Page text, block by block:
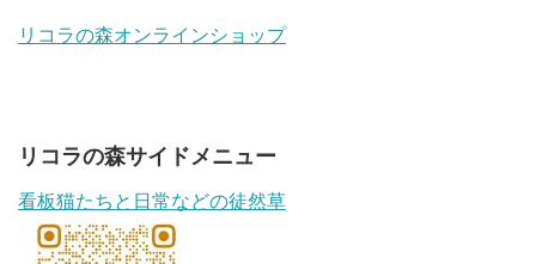
リコラの森オンラインショップ
リコラの森サイドメニュー
看板猫たちと日常などの徒然草